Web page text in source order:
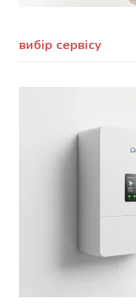
вибір сервісу